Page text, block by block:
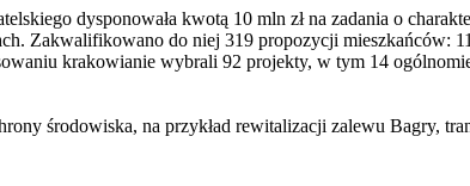
dysponowała kwotą 10 mln zł na zadania o
Zakwalifikowano do niej 319 propozycji mieszkańców:
krakowianie wybrali 92 projekty, w tym 14
środowiska, na przykład rewitalizacji zalewu Bagry,